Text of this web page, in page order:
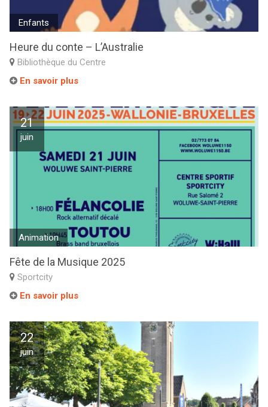
Enfants
Heure du conte – L’Australie
Bibliothèque du Centre
En savoir plus
21
juin
Animation
Fête de la Musique 2025
Sportcity
En savoir plus
22
juin